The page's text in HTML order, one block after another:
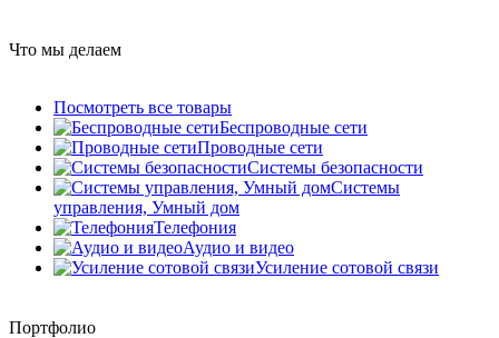
Что мы делаем
Посмотреть все товары
Беспроводные сети
Проводные сети
Системы безопасности
Системы
управления, Умный дом
Телефония
Аудио и видео
Усиление сотовой связи
Портфолио